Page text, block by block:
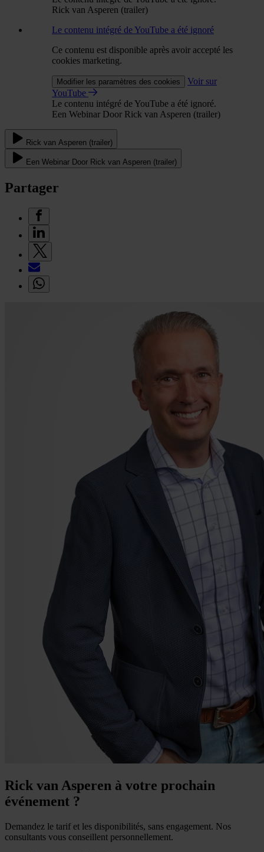
Rick van Asperen (trailer)
Le contenu intégré de YouTube a été ignoré
Ce contenu est disponible après avoir accepté les
cookies marketing.
Modifier les paramètres des cookies
Voir sur
YouTube
Le contenu intégré de YouTube a été ignoré.
Een Webinar Door Rick van Asperen (trailer)
Rick van Asperen (trailer)
Een Webinar Door Rick van Asperen (trailer)
Partager
Rick van Asperen à votre prochain
événement ?
Demandez le tarif et les disponibilités, sans engagement. Nos
consultants vous conseillent personnellement.